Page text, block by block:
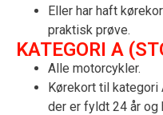
Eller har haft
praktisk prøve.
KATEGORI A
Alle motorcykler.
Kørekort til kategori
der er fyldt 24 år og